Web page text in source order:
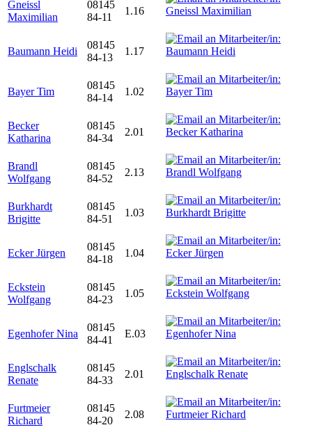
Gneissl
Maximilian
08145
84-11
1.16
Baumann Heidi
08145
84-13
1.17
Bayer Tim
08145
84-14
1.02
Becker
Katharina
08145
84-34
2.01
Brandl
Wolfgang
08145
84-52
2.13
Burkhardt
Brigitte
08145
84-51
1.03
Ecker Jürgen
08145
84-18
1.04
Eckstein
Wolfgang
08145
84-23
1.05
Egenhofer Nina
08145
84-41
E.03
Englschalk
Renate
08145
84-33
2.01
Furtmeier
Richard
08145
84-20
2.08